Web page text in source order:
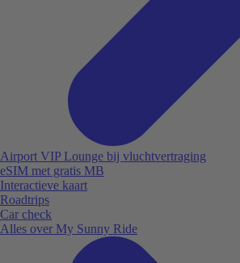
Airport VIP Lounge bij vluchtvertraging
eSIM met gratis MB
Interactieve kaart
Roadtrips
Car check
Alles over My Sunny Ride